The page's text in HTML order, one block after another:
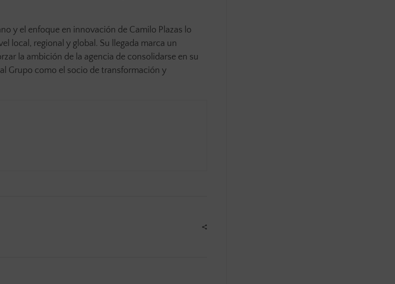
y el enfoque en innovación de Camilo Plazas lo
local, regional y global. Su llegada marca un
la ambición de la agencia de consolidarse en su
Grupo como el socio de transformación y